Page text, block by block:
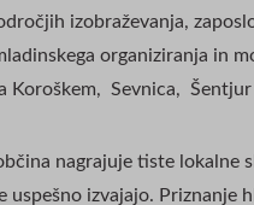
izobraževanja,
organiziranja in
Koroškem, Sevnica,
nagrajuje tiste lokalne
uspešno izvajajo. Priznanje